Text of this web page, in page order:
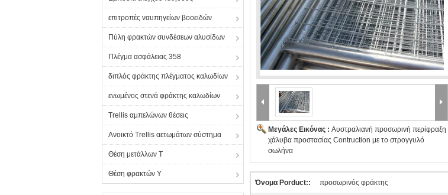
επιτροπές ναυπηγείων βοοειδών
Πύλη φρακτών συνδέσεων αλυσίδων
Πλέγμα ασφάλειας 358
διπλός φράκτης πλέγματος καλωδίων
ενωμένος στενά φράκτης καλωδίων
Trellis αμπελώνων θέσεις
Ανοικτό Trellis αετωμάτων σύστημα
Θέση μετάλλων Τ
Θέση φρακτών Υ
Μεγάλες Εικόνας : Αυστραλιανή προσωρινή περίφραξη
χάλυβα προστασίας Contruction με το στρογγυλό
σωλήνα
Όνομα Porduct:: προσωρινός φράκτης